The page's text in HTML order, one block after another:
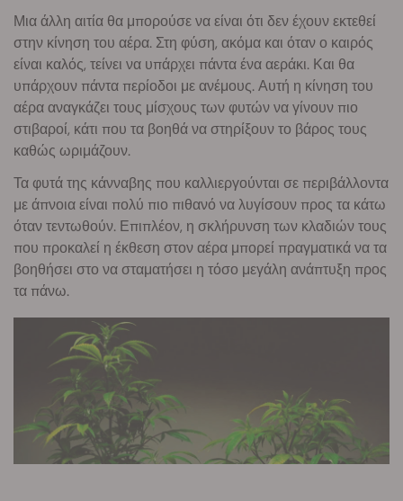
Μια άλλη αιτία θα μπορούσε να είναι ότι δεν έχουν εκτεθεί
στην κίνηση του αέρα. Στη φύση, ακόμα και όταν ο καιρός
είναι καλός, τείνει να υπάρχει πάντα ένα αεράκι. Και θα
υπάρχουν πάντα περίοδοι με ανέμους. Αυτή η κίνηση του
αέρα αναγκάζει τους μίσχους των φυτών να γίνουν πιο
στιβαροί, κάτι που τα βοηθά να στηρίξουν το βάρος τους
καθώς ωριμάζουν.
Τα φυτά της κάνναβης που καλλιεργούνται σε περιβάλλοντα
με άπνοια είναι πολύ πιο πιθανό να λυγίσουν προς τα κάτω
όταν τεντωθούν. Επιπλέον, η σκλήρυνση των κλαδιών τους
που προκαλεί η έκθεση στον αέρα μπορεί πραγματικά να τα
βοηθήσει στο να σταματήσει η τόσο μεγάλη ανάπτυξη προς
τα πάνω.